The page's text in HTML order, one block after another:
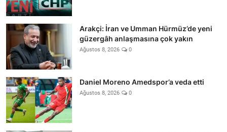
Arakçi: İran ve Umman Hürmüz’de yeni
güzergâh anlaşmasına çok yakın
Ağustos 8, 2026 0
Daniel Moreno Amedspor’a veda etti
Ağustos 8, 2026 0